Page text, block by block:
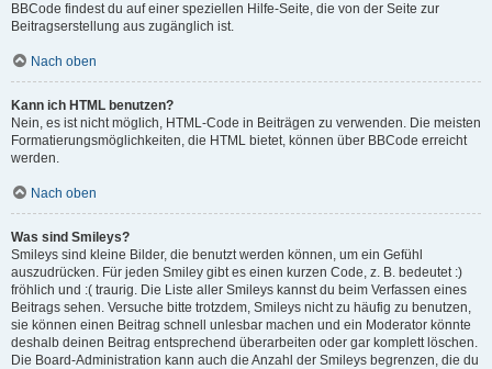
BBCode findest du auf einer speziellen Hilfe-Seite, die von der Seite zur
Beitragserstellung aus zugänglich ist.
Nach oben
Kann ich HTML benutzen?
Nein, es ist nicht möglich, HTML-Code in Beiträgen zu verwenden. Die meisten
Formatierungsmöglichkeiten, die HTML bietet, können über BBCode erreicht
werden.
Nach oben
Was sind Smileys?
Smileys sind kleine Bilder, die benutzt werden können, um ein Gefühl
auszudrücken. Für jeden Smiley gibt es einen kurzen Code, z. B. bedeutet :)
fröhlich und :( traurig. Die Liste aller Smileys kannst du beim Verfassen eines
Beitrags sehen. Versuche bitte trotzdem, Smileys nicht zu häufig zu benutzen,
sie können einen Beitrag schnell unlesbar machen und ein Moderator könnte
deshalb deinen Beitrag entsprechend überarbeiten oder gar komplett löschen.
Die Board-Administration kann auch die Anzahl der Smileys begrenzen, die du